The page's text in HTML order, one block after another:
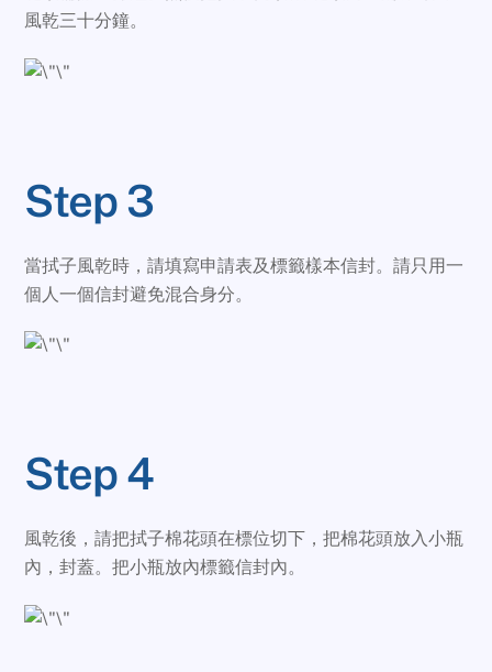
風乾三十分鐘。
Step 3
當拭子風乾時，請填寫申請表及標籤樣本信封。請只用一
個人一個信封避免混合身分。
Step 4
風乾後，請把拭子棉花頭在標位切下，把棉花頭放入小瓶
內，封蓋。把小瓶放內標籤信封內。